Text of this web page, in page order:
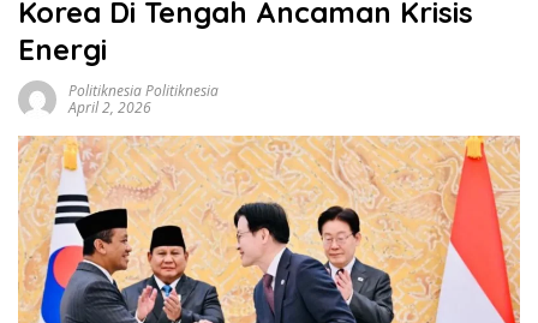
Korea Di Tengah Ancaman Krisis
Energi
Politiknesia Politiknesia
April 2, 2026